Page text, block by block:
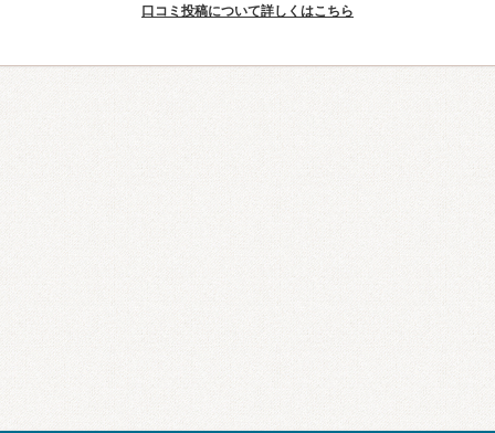
口コミ投稿について詳しくはこちら